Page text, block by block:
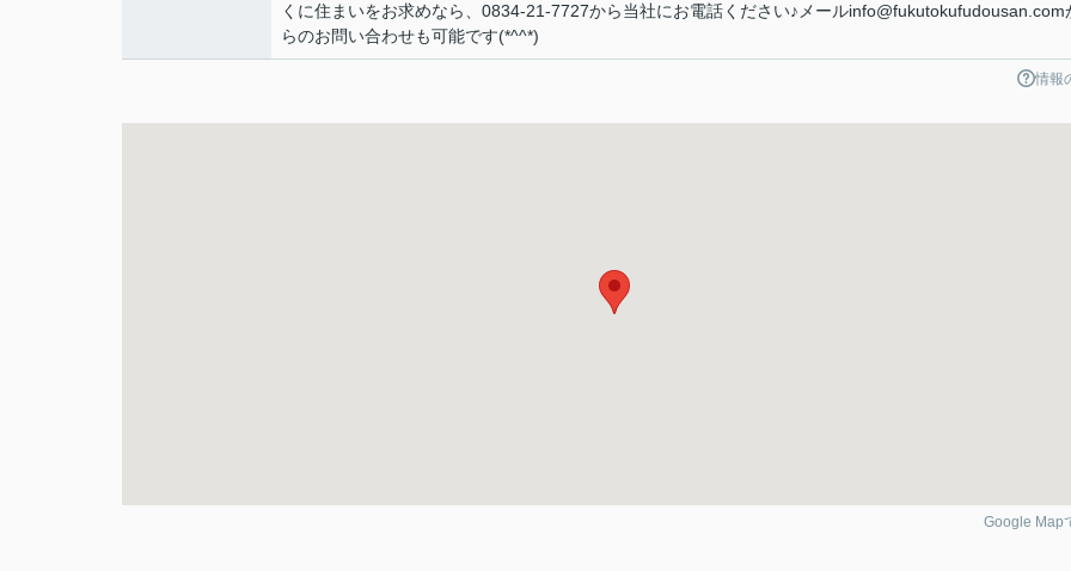
くに住まいをお求めなら、0834-21-7727から当社にお電話ください♪メールinfo@fukutokufudousan.com
らのお問い合わせも可能です(*^^*)
情報
Google Map